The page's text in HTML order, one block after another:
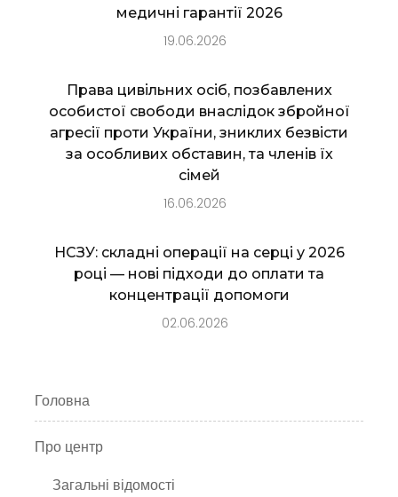
медичні гарантії 2026
19.06.2026
Права цивільних осіб, позбавлених
особистої свободи внаслідок збройної
агресії проти України, зниклих безвісти
за особливих обставин, та членів їх
сімей
16.06.2026
НСЗУ: складні операції на серці у 2026
році — нові підходи до оплати та
концентрації допомоги
02.06.2026
Головна
Про центр
Загальні відомості